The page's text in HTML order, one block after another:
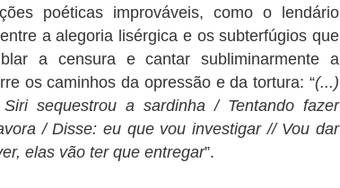
poéticas improváveis, como o lendário
a alegoria lisérgica e os subterfúgios que
a censura e cantar subliminarmente a
os caminhos da opressão e da tortura: “(...)
sequestrou a sardinha / Tentando fazer
/ Disse: eu que vou investigar // Vou dar
elas vão ter que entregar”.